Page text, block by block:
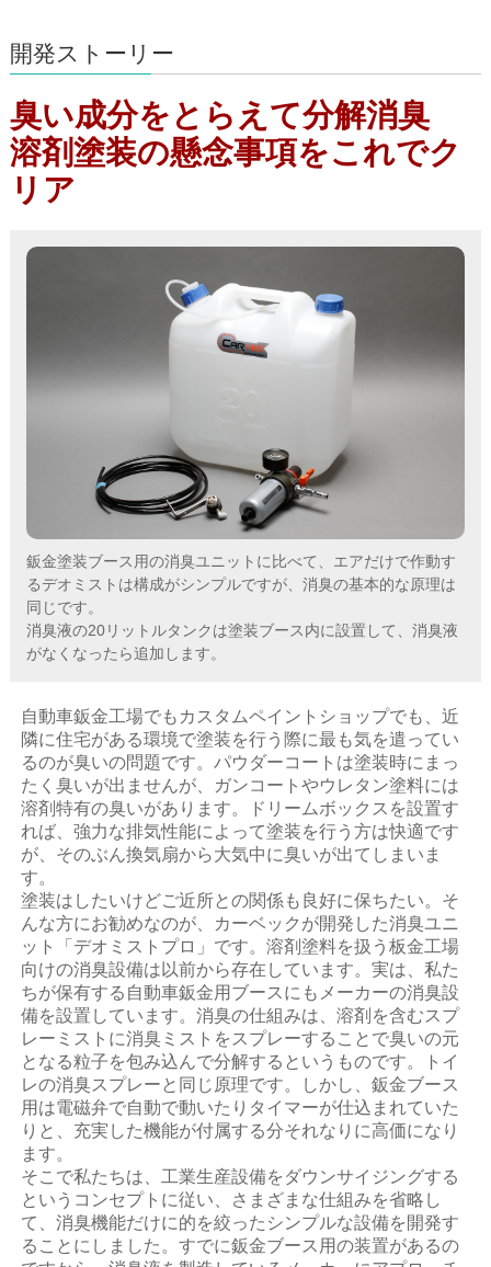
開発ストーリー
臭い成分をとらえて分解消臭
溶剤塗装の懸念事項をこれでク
リア
鈑金塗装ブース用の消臭ユニットに比べて、エアだけで作動す
るデオミストは構成がシンプルですが、消臭の基本的な原理は
同じです。
消臭液の20リットルタンクは塗装ブース内に設置して、消臭液
がなくなったら追加します。
自動車鈑金工場でもカスタムペイントショップでも、近
隣に住宅がある環境で塗装を行う際に最も気を遣ってい
るのが臭いの問題です。パウダーコートは塗装時にまっ
たく臭いが出ませんが、ガンコートやウレタン塗料には
溶剤特有の臭いがあります。ドリームボックスを設置す
れば、強力な排気性能によって塗装を行う方は快適です
が、そのぶん換気扇から大気中に臭いが出てしまいま
す。
塗装はしたいけどご近所との関係も良好に保ちたい。そ
んな方にお勧めなのが、カーベックが開発した消臭ユニ
ット「デオミストプロ」です。溶剤塗料を扱う板金工場
向けの消臭設備は以前から存在しています。実は、私た
ちが保有する自動車鈑金用ブースにもメーカーの消臭設
備を設置しています。消臭の仕組みは、溶剤を含むスプ
レーミストに消臭ミストをスプレーすることで臭いの元
となる粒子を包み込んで分解するというものです。トイ
レの消臭スプレーと同じ原理です。しかし、鈑金ブース
用は電磁弁で自動で動いたりタイマーが仕込まれていた
りと、充実した機能が付属する分それなりに高価になり
ます。
そこで私たちは、工業生産設備をダウンサイジングする
というコンセプトに従い、さまざまな仕組みを省略し
て、消臭機能だけに的を絞ったシンプルな設備を開発す
ることにしました。すでに鈑金ブース用の装置があるの